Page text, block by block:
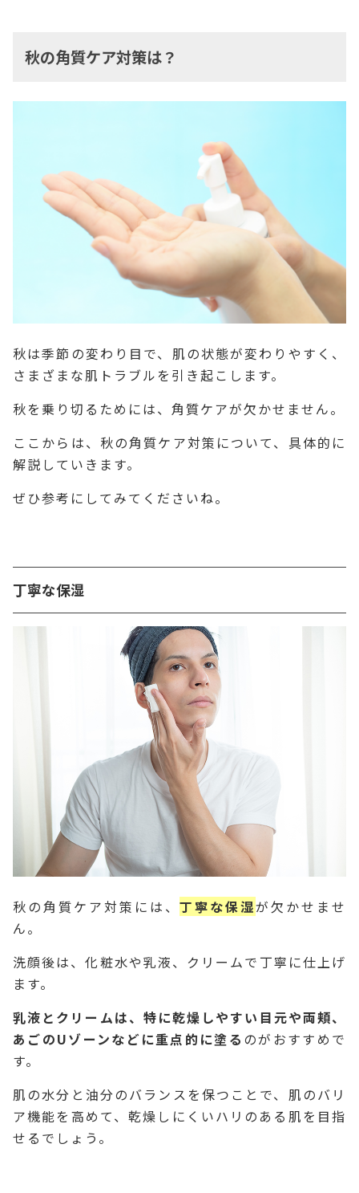
秋の角質ケア対策は？
秋は季節の変わり目で、肌の状態が変わりやすく、
さまざまな肌トラブルを引き起こします。
秋を乗り切るためには、角質ケアが欠かせません。
ここからは、秋の角質ケア対策について、具体的に
解説していきます。
ぜひ参考にしてみてくださいね。
丁寧な保湿
秋の角質ケア対策には、丁寧な保湿が欠かせませ
ん。
洗顔後は、化粧水や乳液、クリームで丁寧に仕上げ
ます。
乳液とクリームは、特に乾燥しやすい目元や両頬、
あごのUゾーンなどに重点的に塗る のがおすすめで
す。
肌の水分と油分のバランスを保つことで、肌のバリ
ア機能を高めて、乾燥しにくいハリのある肌を目指
せるでしょう。